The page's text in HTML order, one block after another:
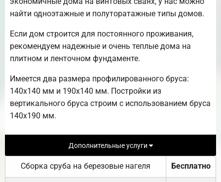
найти одноэтажные и полуторатажные типы домов.
Если дом строится для постоянного проживания,
рекомендуем надежные и очень теплые дома на
плитном и ленточном фундаменте.
Имеется два размера профилированного бруса:
140х140 мм и 190х140 мм. Постройки из
вертикального бруса строим с использованием бруса
140х190 мм.
Дополнительные услуги
Сборка сруба на березовые нагеля Бесплатно